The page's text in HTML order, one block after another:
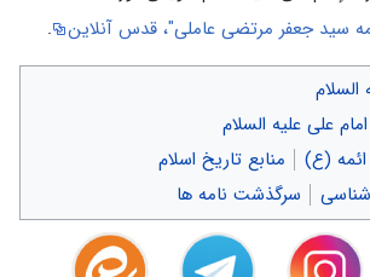
سید جعفر مرتضی عاملی"، قدس آنلاین .
السلام
علی علیه السلام
ائمه (ع)
منابع تاریخ اسلام
سرگذشت نامه ها